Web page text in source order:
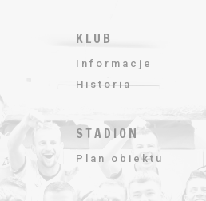
KLUB
Informacje
Historia
STADION
Plan obiektu